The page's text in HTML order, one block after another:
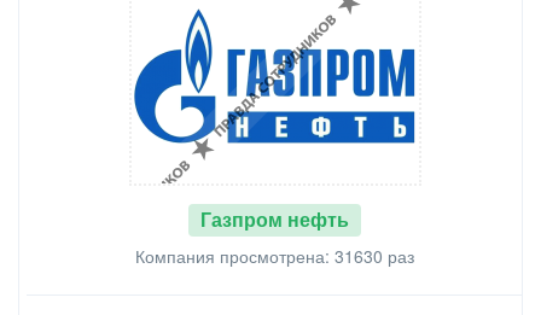
Газпром нефть
Компания просмотрена: 31630 раз